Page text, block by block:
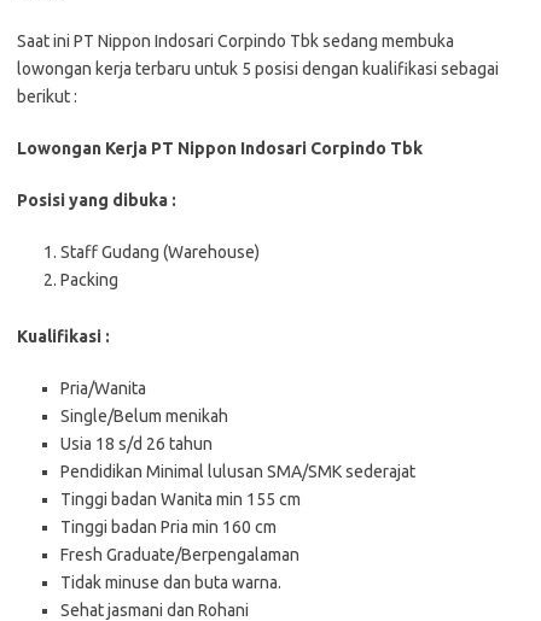
Saat ini PT Nippon Indosari Corpindo Tbk sedang membuka
lowongan kerja terbaru untuk 5 posisi dengan kualifikasi sebagai
berikut :
Lowongan Kerja PT Nippon Indosari Corpindo Tbk
Posisi yang dibuka :
Staff Gudang (Warehouse)
Packing
Kualifikasi :
Pria/Wanita
Single/Belum menikah
Usia 18 s/d 26 tahun
Pendidikan Minimal lulusan SMA/SMK sederajat
Tinggi badan Wanita min 155 cm
Tinggi badan Pria min 160 cm
Fresh Graduate/Berpengalaman
Tidak minuse dan buta warna.
Sehat jasmani dan Rohani